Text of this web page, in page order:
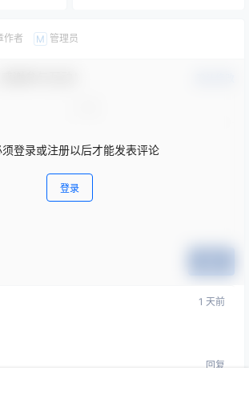
作者 M 管理员
登录或注册以后才能发表评论
登录
1 天前
回复